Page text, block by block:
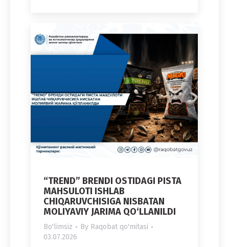
“TREND” BRENDI OSTIDAGI PISTA
MAHSULOTI ISHLAB
CHIQARUVCHISIGA NISBATAN
MOLIYAVIY JARIMA QO‘LLANILDI
Bo'limsiz By Raqobat qo'mitasi
03.07.2026